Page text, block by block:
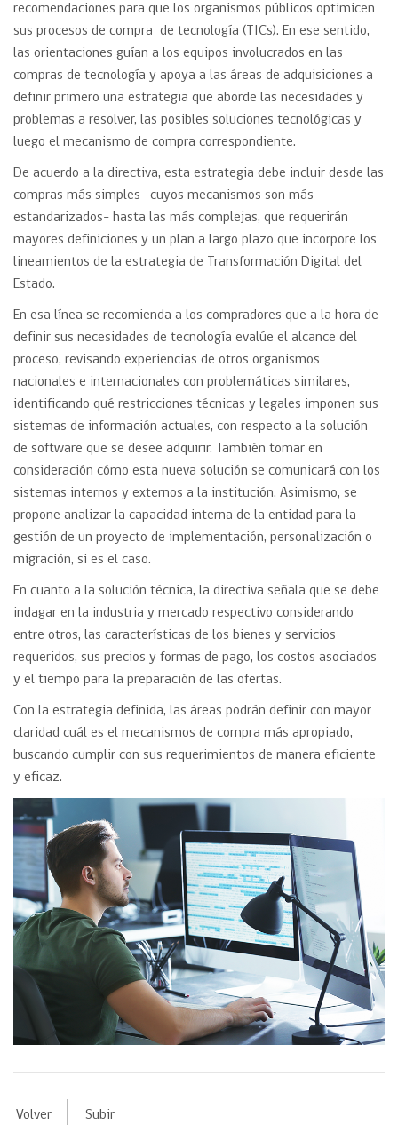
recomendaciones para que los organismos públicos optimicen
sus procesos de compra de tecnología (TICs). En ese sentido,
las orientaciones guían a los equipos involucrados en las
compras de tecnología y apoya a las áreas de adquisiciones a
definir primero una estrategia que aborde las necesidades y
problemas a resolver, las posibles soluciones tecnológicas y
luego el mecanismo de compra correspondiente.
De acuerdo a la directiva, esta estrategia debe incluir desde las
compras más simples -cuyos mecanismos son más
estandarizados- hasta las más complejas, que requerirán
mayores definiciones y un plan a largo plazo que incorpore los
lineamientos de la estrategia de Transformación Digital del
Estado.
En esa línea se recomienda a los compradores que a la hora de
definir sus necesidades de tecnología evalúe el alcance del
proceso, revisando experiencias de otros organismos
nacionales e internacionales con problemáticas similares,
identificando qué restricciones técnicas y legales imponen sus
sistemas de información actuales, con respecto a la solución
de software que se desee adquirir. También tomar en
consideración cómo esta nueva solución se comunicará con los
sistemas internos y externos a la institución. Asimismo, se
propone analizar la capacidad interna de la entidad para la
gestión de un proyecto de implementación, personalización o
migración, si es el caso.
En cuanto a la solución técnica, la directiva señala que se debe
indagar en la industria y mercado respectivo considerando
entre otros, las características de los bienes y servicios
requeridos, sus precios y formas de pago, los costos asociados
y el tiempo para la preparación de las ofertas.
Con la estrategia definida, las áreas podrán definir con mayor
claridad cuál es el mecanismos de compra más apropiado,
buscando cumplir con sus requerimientos de manera eficiente
y eficaz.
Volver Subir